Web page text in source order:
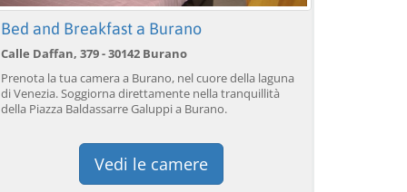
PRENOTA → PRENOTA →
Bed and Breakfast a Burano
Calle Daffan, 379 - 30142 Burano
Prenota la tua camera a Burano, nel cuore della laguna
di Venezia. Soggiorna direttamente nella tranquillità
della Piazza Baldassarre Galuppi a Burano.
Vedi le camere